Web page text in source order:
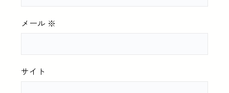
メール ※
サイト